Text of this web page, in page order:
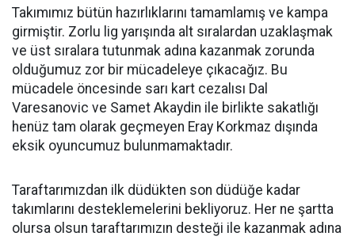
Takımımız bütün hazırlıklarını tamamlamış ve kampa
girmiştir. Zorlu lig yarışında alt sıralardan uzaklaşmak
ve üst sıralara tutunmak adına kazanmak zorunda
olduğumuz zor bir mücadeleye çıkacağız. Bu
mücadele öncesinde sarı kart cezalısı Dal
Varesanovic ve Samet Akaydin ile birlikte sakatlığı
henüz tam olarak geçmeyen Eray Korkmaz dışında
eksik oyuncumuz bulunmamaktadır.
Taraftarımızdan ilk düdükten son düdüğe kadar
takımlarını desteklemelerini bekliyoruz. Her ne şartta
olursa olsun taraftarımızın desteği ile kazanmak adına